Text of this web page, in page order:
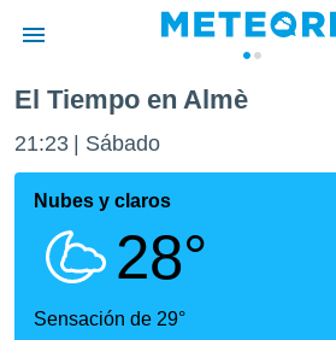
de
por
se
calidad.
a este
las
El Tiempo en Almè
21:23 Sábado
Nubes y claros
28°
Sensación de 29°